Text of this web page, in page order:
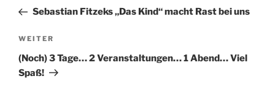
Beitrag
Sebastian Fitzeks „Das Kind“ macht Rast bei uns
Nächster
Beitrag
WEITER
(Noch) 3 Tage… 2 Veranstaltungen… 1 Abend… Viel
Spaß!